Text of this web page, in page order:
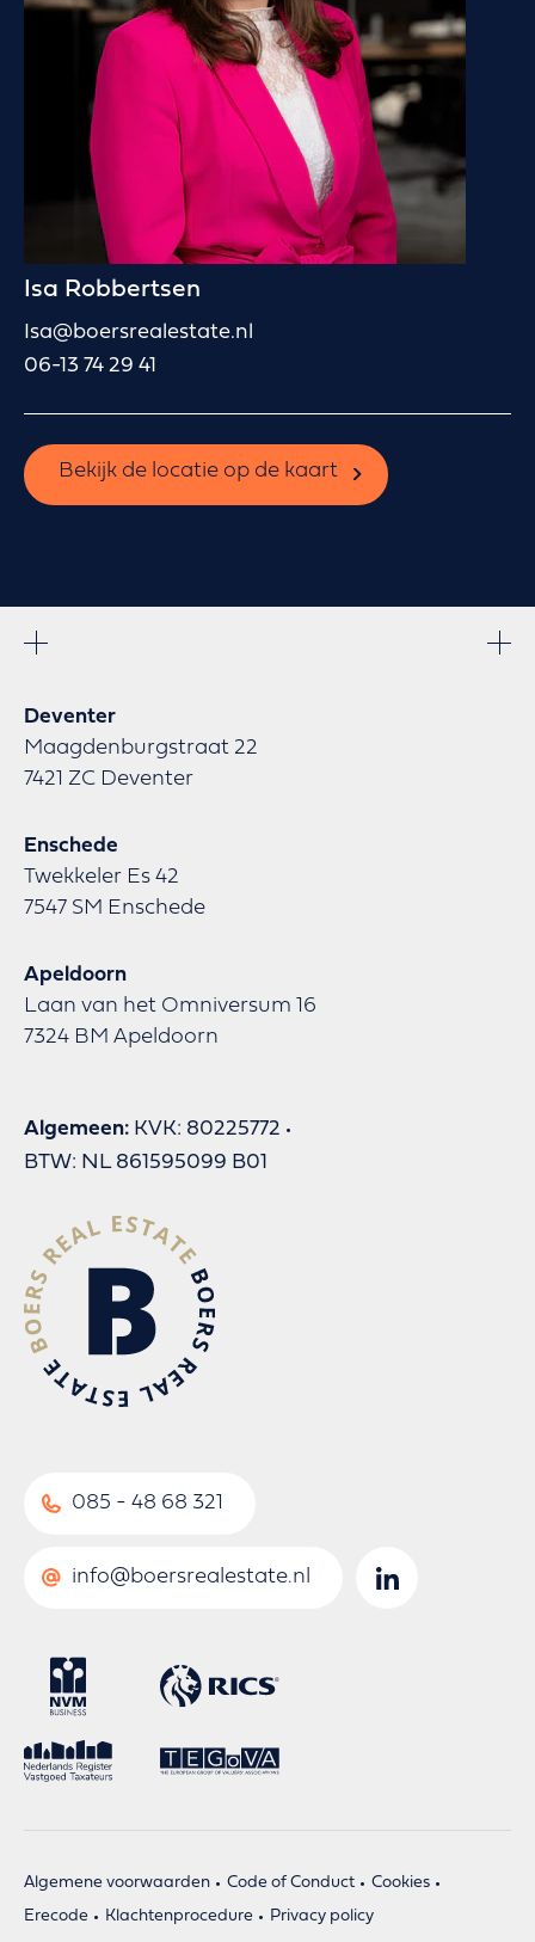
Isa Robbertsen
Isa@boersrealestate.nl
06-13 74 29 41
Bekijk de locatie op de kaart
Deventer
Maagdenburgstraat 22
7421 ZC Deventer
Enschede
Twekkeler Es 42
7547 SM Enschede
Apeldoorn
Laan van het Omniversum 16
7324 BM Apeldoorn
Algemeen: KVK: 80225772
BTW: NL 861595099 B01
085 - 48 68 321
info@boersrealestate.nl
Algemene voorwaarden Code of Conduct
Cookies
Erecode
Klachtenprocedure Privacy policy